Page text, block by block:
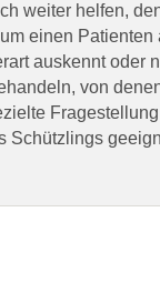
weiter helfen,
einen Patienten
auskennt oder
von
Schützlings